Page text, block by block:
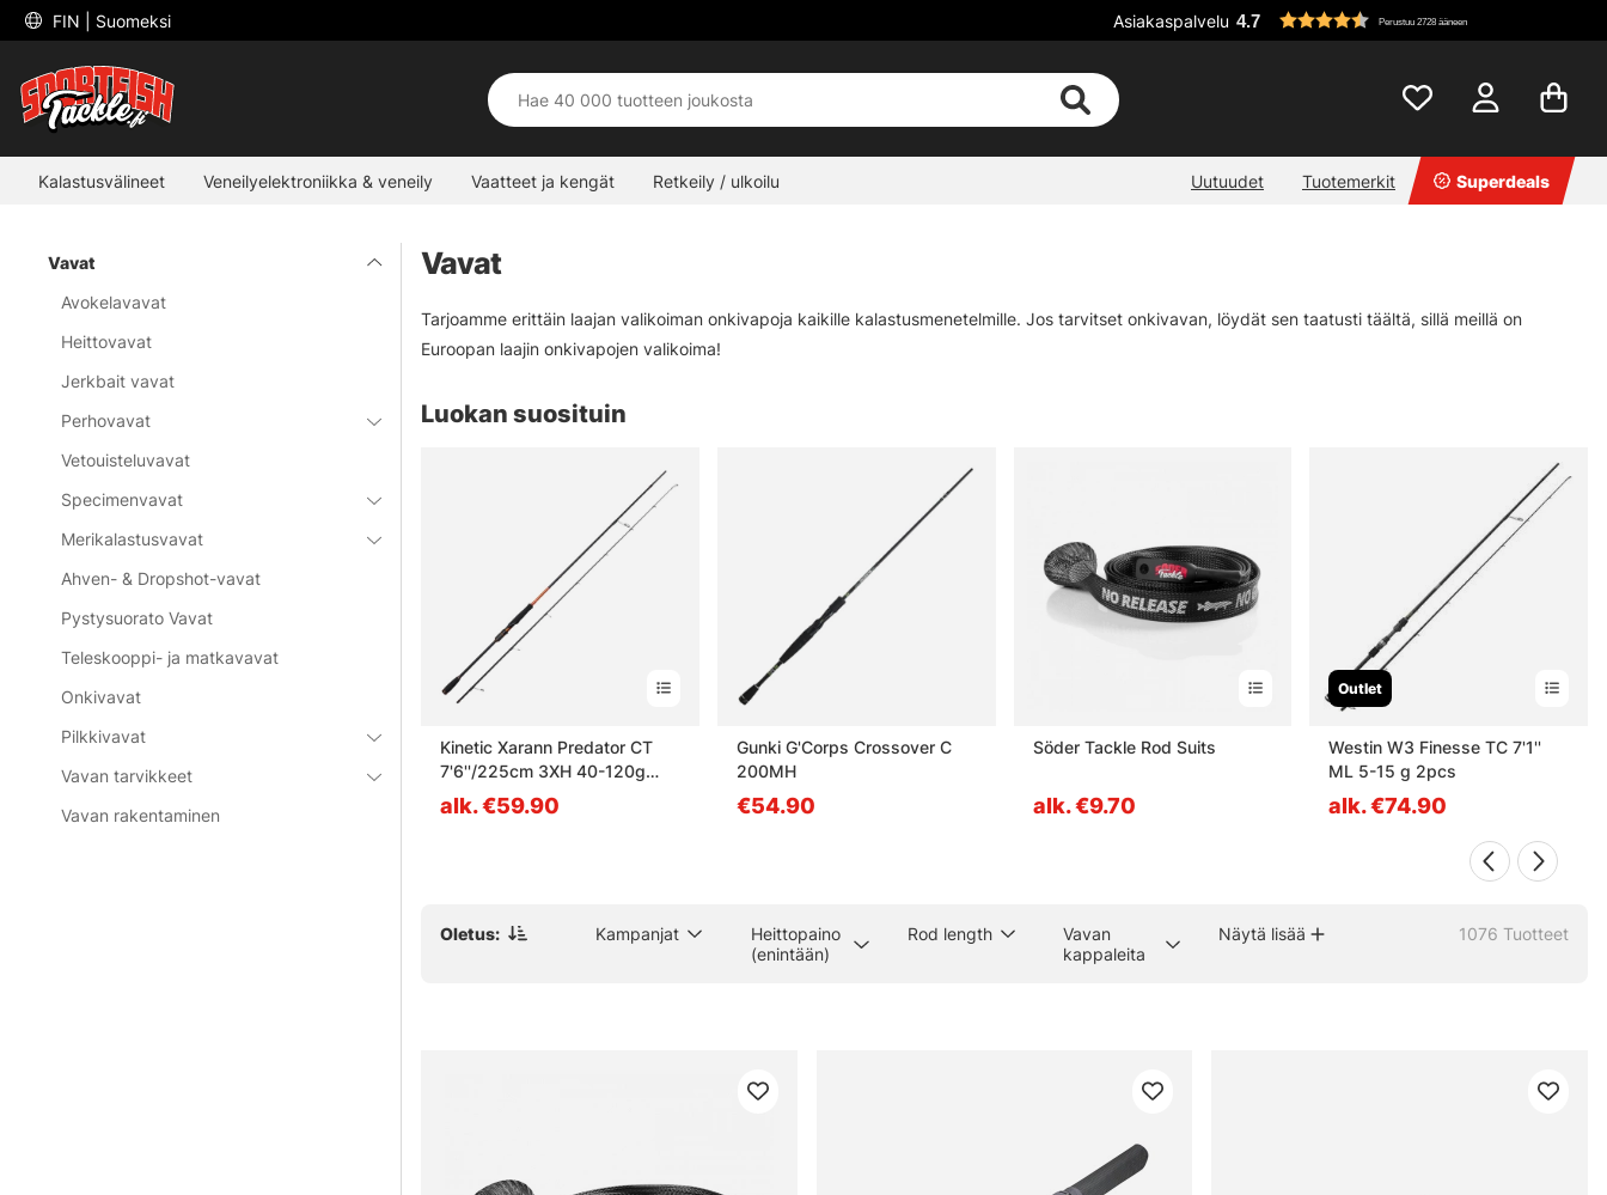
FIN | Suomeksi Asiakaspalvelu 4.7 Perustuu 2728 ääneen
Kalastusvälineet Veneilyelektroniikka & veneily Vaatteet ja kengät Retkeily / ulkoilu Uutuudet Tuotemerkit Superdeals
Vavat
Avokelavavat
Heittovavat
Jerkbait vavat
Perhovavat
Vetouisteluvavat
Specimenvavat
Merikalastusvavat
Ahven- & Dropshot-vavat
Pystysuorato Vavat
Teleskooppi- ja matkavavat
Onkivavat
Pilkkivavat
Vavan tarvikkeet
Vavan rakentaminen
Vavat
Tarjoamme erittäin laajan valikoiman onkivapoja kaikille kalastusmenetelmille. Jos tarvitset onkivavan, löydät sen taatusti täältä, sillä meillä on
Euroopan laajin onkivapojen valikoima!
Luokan suosituin
Westin W3 Finesse TC 7'1''
ML 5-15 g 2pcs
alk. €74.90
Kinetic Xarann Predator CT
7'6''/225cm 3XH 40-120g
2Sec
alk. €59.90
Gunki G'Corps Crossover C
200MH
€54.90
Söder Tackle Rod Suits
alk. €9.70
Outlet
Westin W3 Finesse TC 7'1''
ML 5-15 g 2pcs
alk. €74.90
Oletus: Kampanjat
Heittopaino
(enintään)
Rod length
Vavan
kappaleita
Näytä lisää 1076 Tuotteet